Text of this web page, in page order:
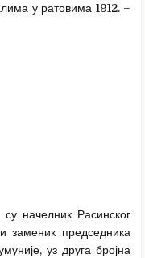
у ратовима 1912. –
начелник Расинског
заменик председника
уз друга бројна